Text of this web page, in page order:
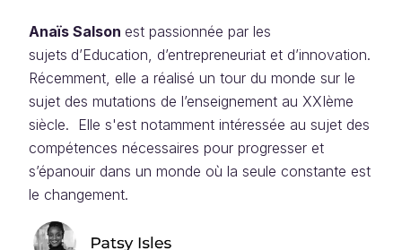
Anaïs Salson est passionnée par les
sujets d’Education, d’entrepreneuriat et d’innovation.
Récemment, elle a réalisé un tour du monde sur le
sujet des mutations de l’enseignement au XXIème
siècle. Elle s'est notamment intéressée au sujet des
compétences nécessaires pour progresser et
s’épanouir dans un monde où la seule constante est
le changement.